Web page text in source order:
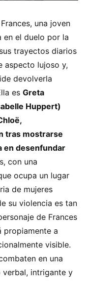
una joven
en el duelo por la
trayectos diarios
aspecto lujoso y,
devolverla
es Greta
Huppert)
tras mostrarse
en desenfundar
con una
ocupa un lugar
de mujeres
su violencia es tan
de Frances
propiamente a
visible.
en una
verbal, intrigante y